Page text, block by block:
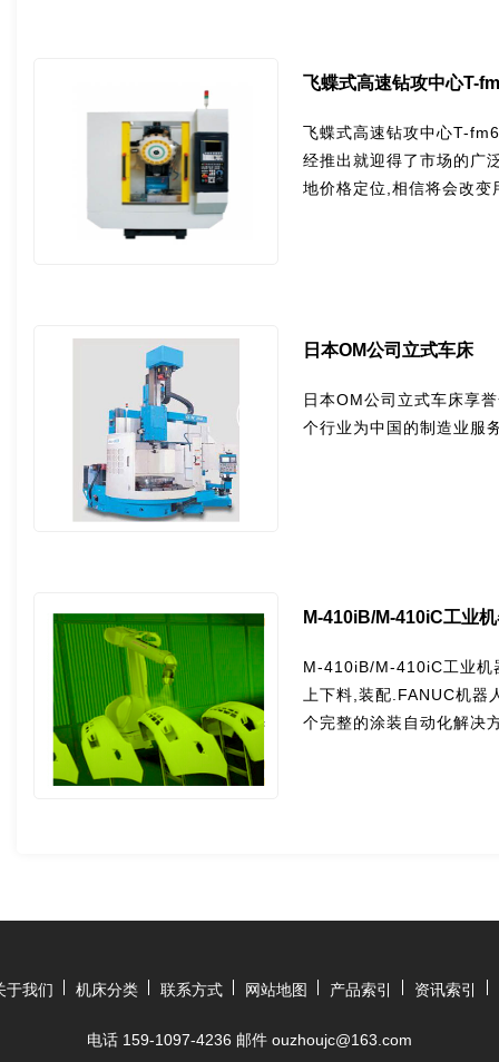
飞蝶式高速钻攻中心T-
飞蝶式高速钻攻中心T-
经推出就迎得了市场的广
地价格定位,相信将会改
日本OM公司立式车床
日本OM公司立式车床享
个行业为中国的制造业
M-410iB/M-410iC工业
M-410iB/M-410iC工业机
上下料,装配.FANUC机
个完整的涂装自动化解决
于我们 机床分类 联系方式 网站地图 产品索引 资讯索引
电话 159-1097-4236 邮件 ouzhoujc@163.com